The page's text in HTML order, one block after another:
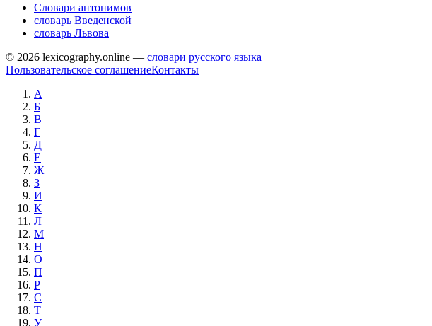
Словари антонимов
словарь Введенской
словарь Львова
© 2026 lexicography.online — словари русского языка
Пользовательское соглашениеКонтакты
А
Б
В
Г
Д
Е
Ж
З
И
К
Л
М
Н
О
П
Р
С
Т
У